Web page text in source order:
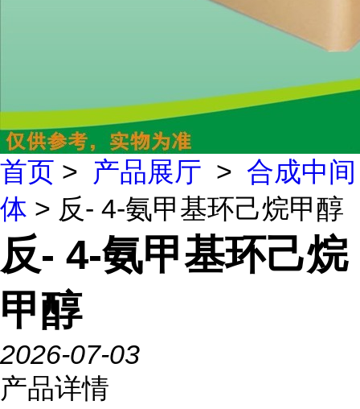
首页 > 产品展厅 > 合成中间
体 > 反- 4-氨甲基环己烷甲醇
反- 4-氨甲基环己烷
甲醇
2026-07-03
产品详情